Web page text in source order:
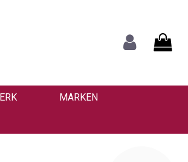
MARKEN